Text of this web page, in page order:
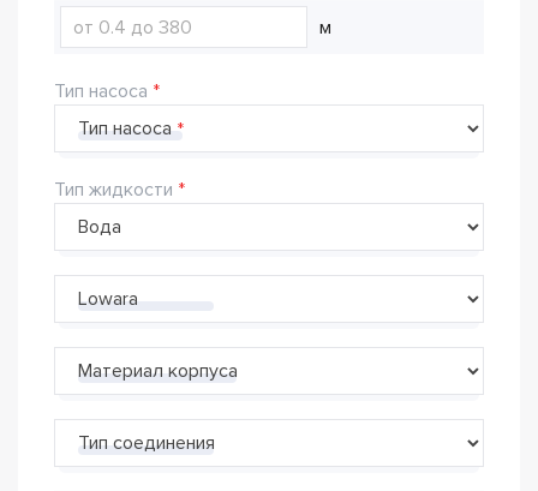
м
Тип насоса
Тип насоса
Тип жидкости
Производитель
Материал корпуса
Тип соединения